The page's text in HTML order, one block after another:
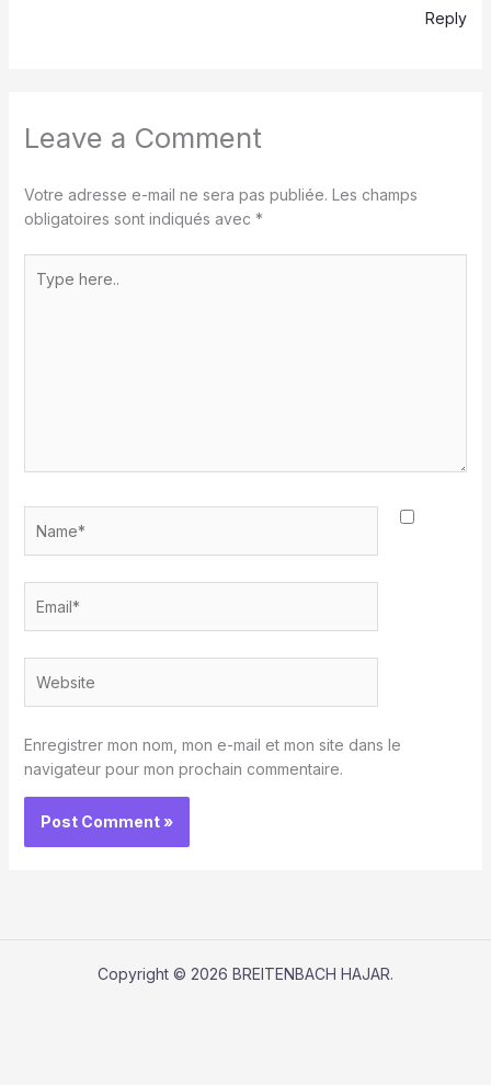
Reply
Leave a Comment
Votre adresse e-mail ne sera pas publiée. Les champs
obligatoires sont indiqués avec *
here..
Enregistrer mon nom, mon e-mail et mon site dans le
navigateur pour mon prochain commentaire.
Copyright © 2026 BREITENBACH HAJAR.